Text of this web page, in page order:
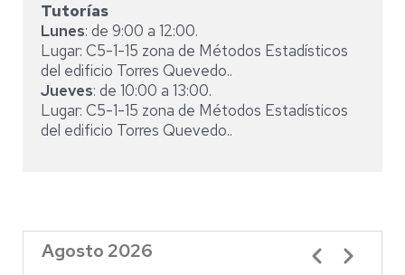
Tutorías
Lunes: de 9:00 a 12:00.
Lugar: C5-1-15 zona de Métodos Estadísticos
del edificio Torres Quevedo..
Jueves: de 10:00 a 13:00.
Lugar: C5-1-15 zona de Métodos Estadísticos
del edificio Torres Quevedo..
Agosto 2026 Paginación